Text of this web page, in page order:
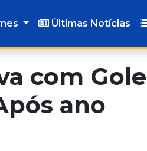
Últimas Notícias
com
ano